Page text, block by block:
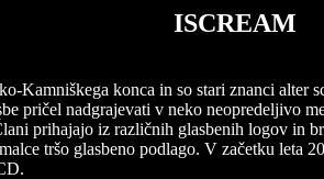
ISCREAM
Kamniškega konca in so stari znanci alter
pričel nadgrajevati v neko neopredeljivo
prihajajo iz različnih glasbenih logov in
tršo glasbeno podlago. V začetku leta